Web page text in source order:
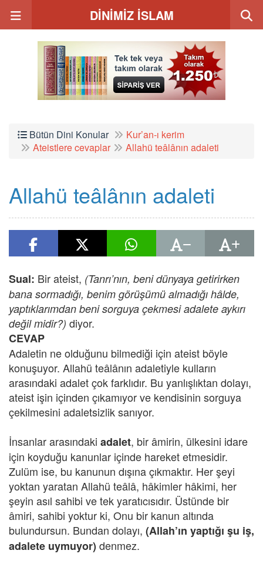
DİNİMİZ İSLAM
Bütün Dini Konular
Kur’an-ı kerim
Ateistlere cevaplar
Allahü teâlânın adaleti
Allahü teâlânın adaleti
Sual: Bir ateist, (Tanrı’nın, beni dünyaya getirirken
bana sormadığı, benim görüşümü almadığı hâlde,
yaptıklarımdan beni sorguya çekmesi adalete aykırı
değil midir?) diyor.
CEVAP
Adaletin ne olduğunu bilmediği için ateist böyle
konuşuyor. Allahü teâlânın adaletiyle kulların
arasındaki adalet çok farklıdır. Bu yanlışlıktan dolayı,
ateist işin içinden çıkamıyor ve kendisinin sorguya
çekilmesini adaletsizlik sanıyor.
İnsanlar arasındaki adalet, bir âmirin, ülkesini idare
için koyduğu kanunlar içinde hareket etmesidir.
Zulüm ise, bu kanunun dışına çıkmaktır. Her şeyi
yoktan yaratan Allahü teâlâ, hâkimler hâkimi, her
şeyin asıl sahibi ve tek yaratıcısıdır. Üstünde bir
âmiri, sahibi yoktur ki, Onu bir kanun altında
bulundursun. Bundan dolayı, (Allah’ın yaptığı şu iş,
adalete uymuyor) denmez.